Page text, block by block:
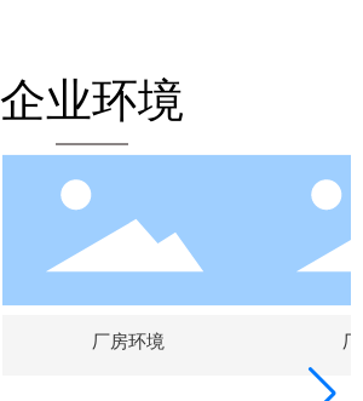
企业环境
厂房环境 厂